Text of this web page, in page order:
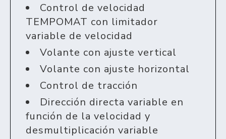
Control de velocidad
TEMPOMAT con limitador
variable de velocidad
Volante con ajuste vertical
Volante con ajuste horizontal
Control de tracción
Dirección directa variable en
función de la velocidad y
desmultiplicación variable